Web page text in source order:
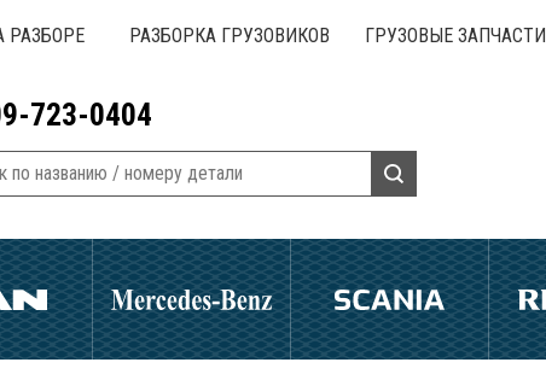
РАЗБОРЕ РАЗБОРКА ГРУЗОВИКОВ ГРУЗОВЫЕ ЗАПЧАСТИ
723-0404